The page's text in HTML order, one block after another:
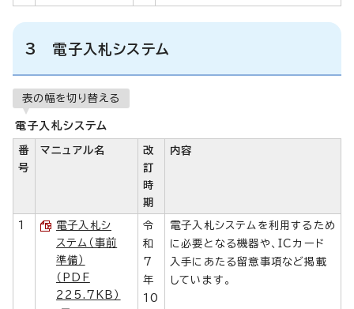
3 電子入札システム
表の幅を切り替える
電子入札システム
番
号
マニュアル名
改
訂
時
期
内容
1
電子入札シ
ステム（事前
準備）
（PDF
225.7KB）
令
和
7
年
10
電子入札システムを利用するため
に必要となる機器や、ICカード
入手にあたる留意事項など掲載
しています。